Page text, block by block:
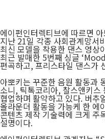
에이펀인터렉티브에 따르면
지난 21일 각종 사회관계망서
최신 모델을 착용한 댄스 영상
최근 발매한 5번째 싱글
편곡하고, 프리스타일 댄스가
아뽀키는 꾸준한 음원 활동과
소니, 틱톡코리아, 찰스앤키스
협업하며 활약하고 있다. 버추
올라운더 활동을 가능케 한 에
콘텐츠 제작 기술력에 크게 주
설명이다.